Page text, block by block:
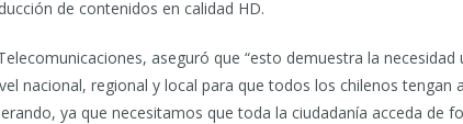
de contenidos en calidad HD.
aseguró que “esto demuestra la
nacional, regional y local para que todos los chilenos
ya que necesitamos que toda la ciudadanía acceda de